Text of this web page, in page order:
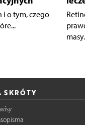
i o tym, czego
SKRÓTY